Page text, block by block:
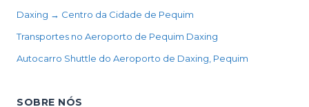
Daxing → Centro da Cidade de Pequim
Transportes no Aeroporto de Pequim Daxing
Autocarro Shuttle do Aeroporto de Daxing, Pequim
SOBRE NÓS